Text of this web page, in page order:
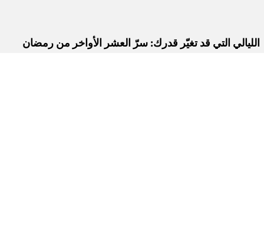
الليالي التي قد تغيّر قدرك: سرّ العشر الأواخر من رمضان